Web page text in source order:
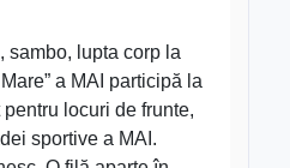
sambo, lupta corp la
a MAI participă la
locuri de frunte,
sportive a MAI.